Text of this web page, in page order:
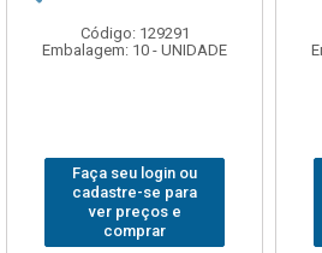
Código: 129291
Embalagem: 10 - UNIDADE
Faça seu login ou
cadastre-se para
ver preços e
comprar